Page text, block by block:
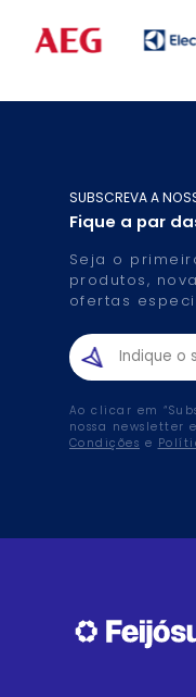
SUBSCREVA A
Fique a par
Seja o
produtos,
ofertas
Ao clicar em
nossa newsletter
Condições e